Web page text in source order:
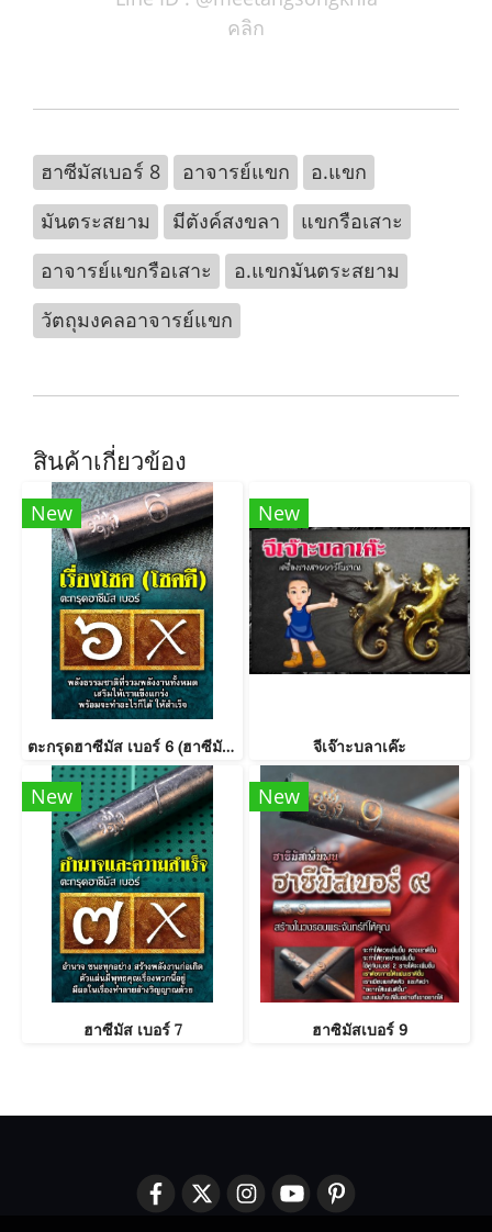
คลิก
ฮาซีมัสเบอร์ 8 อาจารย์แขก
อ.แขก
มันตระสยาม
มีตังค์สงขลา
แขกรือเสาะ
อาจารย์แขกรือเสาะ
อ.แขกมันตระสยาม
วัตถุมงคลอาจารย์แขก
สินค้าเกี่ยวข้อง
New
ตะกรุดฮาซีมัส เบอร์ 6 (ฮาซีมัสโชคดี)
New
จีเจ๊าะบลาเค๊ะ
New
ฮาซีมัส เบอร์ 7
New
ฮาซิมัสเบอร์ 9